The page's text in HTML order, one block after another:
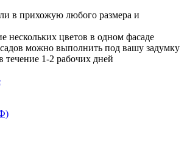
в прихожую любого размера и
нескольких цветов в одном фасаде
можно выполнить под вашу задумку
течение 1-2 рабочих дней